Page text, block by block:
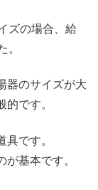
ズの場合、給
。
器のサイズが大
です。
です。
基本です。